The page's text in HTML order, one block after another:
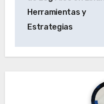
entradas
Herramientas y
Estrategias